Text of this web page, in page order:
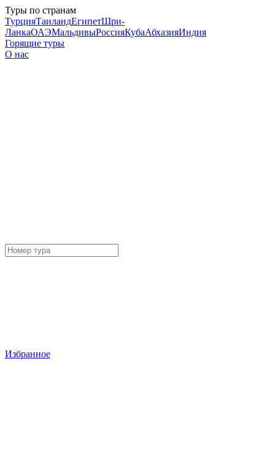
Туры по странам
ТурцияТаиландЕгипетШри-
ЛанкаОАЭМальдивыРоссияКубаАбхазияИндия
Горящие туры
О нас
Избранное